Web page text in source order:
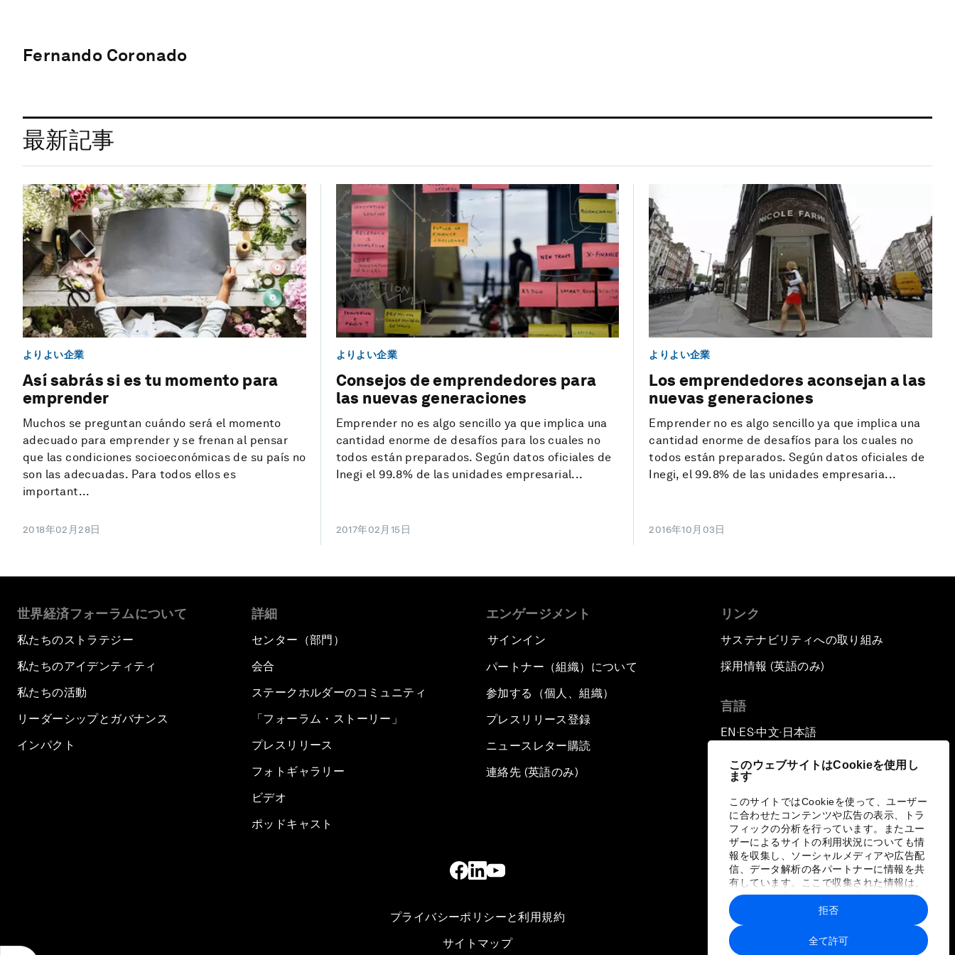
このウェブサイトはCookieを使用し
ます
このサイトではCookieを使って、ユーザー
に合わせたコンテンツや広告の表示、トラ
フィックの分析を行っています。またユー
ザーによるサイトの利用状況についても情
報を収集し、ソーシャルメディアや広告配
信、データ解析の各パートナーに情報を共
有しています。ここで収集された情報は、
ユーザーが各パートナーに提供した他の情
報や各パートナーのサービスを使用した際
に収集された情報と組み合わされ、各パー
トナーによって使用されることがありま
す。
全て許可
拒否
Fernando Coronado
最新記事
よりよい企業
Así sabrás si es tu momento para
emprender
Muchos se preguntan cuándo será el momento
adecuado para emprender y se frenan al pensar
que las condiciones socioeconómicas de su país no
son las adecuadas. Para todos ellos es
important...
2018年02月28日
よりよい企業
Consejos de emprendedores para
las nuevas generaciones
Emprender no es algo sencillo ya que implica una
cantidad enorme de desafíos para los cuales no
todos están preparados. Según datos oficiales de
Inegi el 99.8% de las unidades empresarial...
2017年02月15日
よりよい企業
Los emprendedores aconsejan a las
nuevas generaciones
Emprender no es algo sencillo ya que implica una
cantidad enorme de desafíos para los cuales no
todos están preparados. Según datos oficiales de
Inegi, el 99.8% de las unidades empresaria...
2016年10月03日
世界経済フォーラムについて
私たちのストラテジー
私たちのアイデンティティ
私たちの活動
リーダーシップとガバナンス
インパクト
詳細
センター（部門）
会合
ステークホルダーのコミュニティ
「フォーラム・ストーリー」
プレスリリース
フォトギャラリー
ビデオ
ポッドキャスト
エンゲージメント
サインイン
パートナー（組織）について
参加する（個人、組織）
プレスリリース登録
ニュースレター購読
連絡先 (英語のみ)
リンク
サステナビリティへの取り組み
採用情報 (英語のみ)
言語
EN ▪ ES▪中文▪ 日本語
プライバシーポリシーと利用規約
サイトマップ